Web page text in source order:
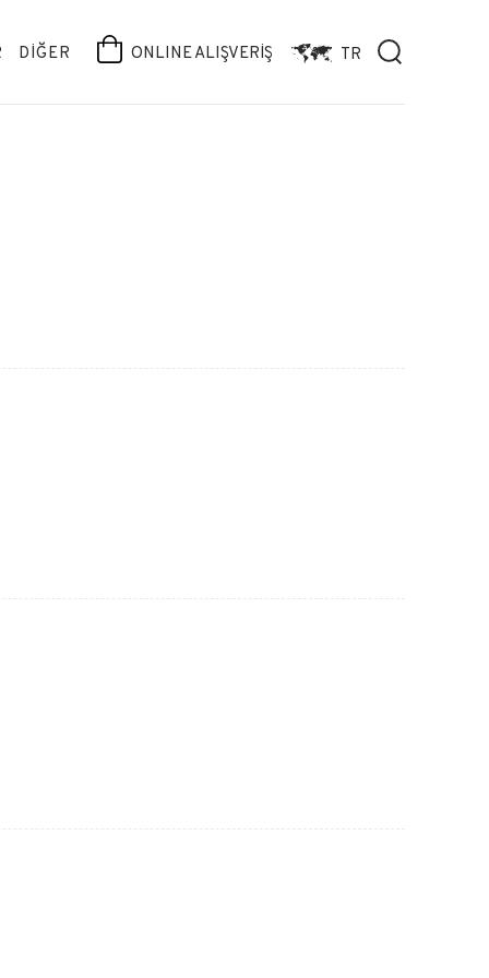
DİĞER ONLINE ALIŞVERİŞ TR